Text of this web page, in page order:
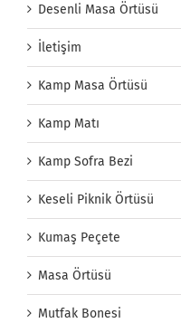
Desenli Masa Örtüsü
İletişim
Kamp Masa Örtüsü
Kamp Matı
Kamp Sofra Bezi
Keseli Piknik Örtüsü
Kumaş Peçete
Masa Örtüsü
Mutfak Bonesi